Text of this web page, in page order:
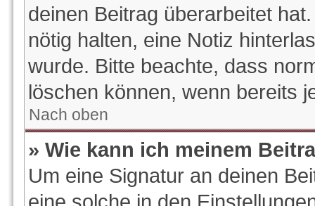
deinen Beitrag überarbeitet
nötig halten, eine Notiz
wurde. Bitte beachte, dass
löschen können, wenn bereits
Nach oben
» Wie kann ich meinem
Um eine Signatur an deinen